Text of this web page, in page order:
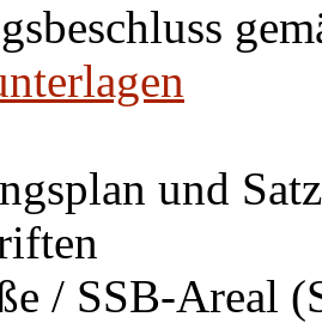
und
/ SSB-Areal